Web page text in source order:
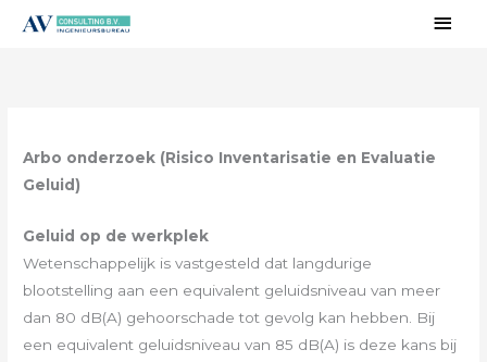
Arbo onderzoek (Risico Inventarisatie en Evaluatie
Geluid)
Geluid op de werkplek
Wetenschappelijk is vastgesteld dat langdurige
blootstelling aan een equivalent geluidsniveau van meer
dan 80 dB(A) gehoorschade tot gevolg kan hebben. Bij
een equivalent geluidsniveau van 85 dB(A) is deze kans bij